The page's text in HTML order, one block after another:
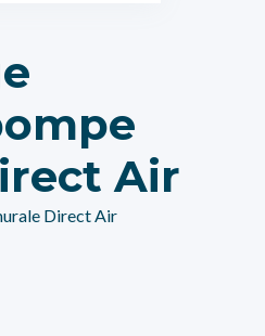
Air
Direct Air